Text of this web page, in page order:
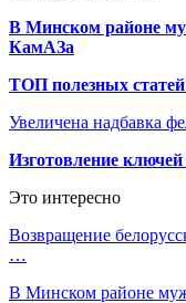
В Минском районе
КамАЗа
ТОП полезных статей
Увеличена надбавка
Изготовление
Это интересно
Возвращение
…
В Минском районе